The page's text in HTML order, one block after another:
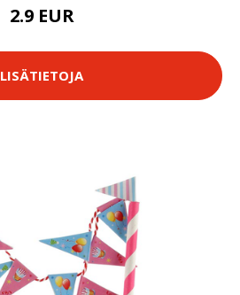
2.9 EUR
LISÄTIETOJA